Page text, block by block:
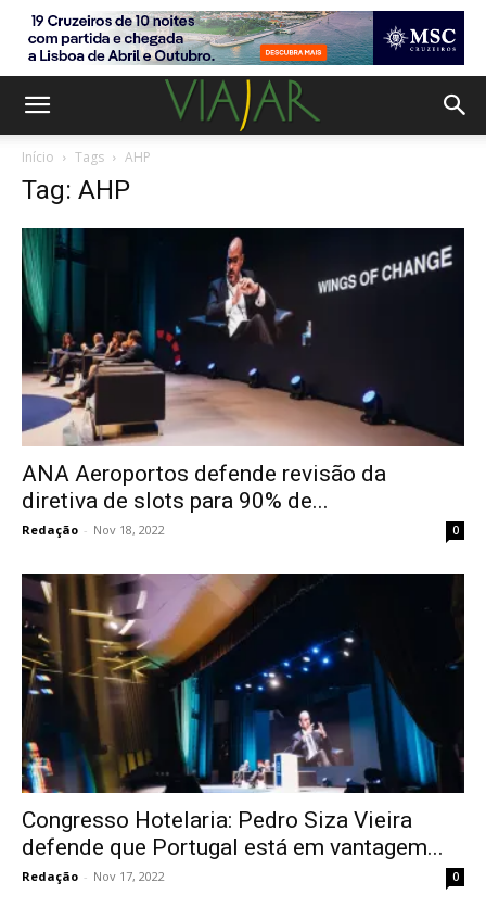
Início Tags AHP
Tag: AHP
ANA Aeroportos defende revisão da
diretiva de slots para 90% de...
Redação - Nov 18, 2022 0
Congresso Hotelaria: Pedro Siza Vieira
defende que Portugal está em vantagem...
Redação - Nov 17, 2022 0